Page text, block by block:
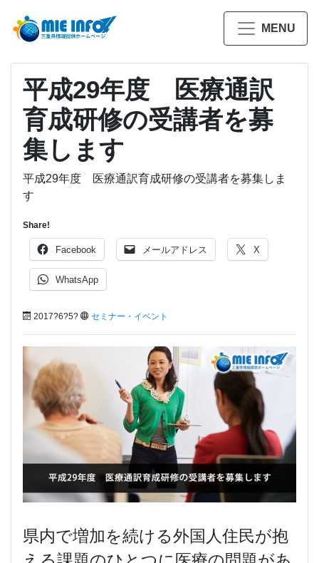
MENU
平成29年度 医療通訳
育成研修の受講者を募
集します
平成29年度 医療通訳育成研修の受講者を募集しま
す
Share!
Facebook メールアドレス X
WhatsApp
2017?6?5? セミナー・イベント
県内で増加を続ける外国人住民が抱